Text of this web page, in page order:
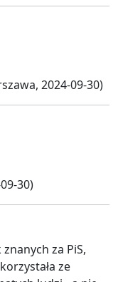
2024-09-30)
30)
za PiS,
ze